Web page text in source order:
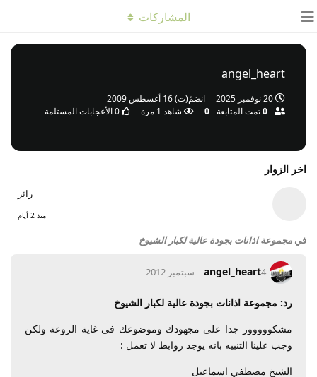
angel_heart
20 نوفمبر 2025 انضمّ(ت)16 أغسطس 2009
0تمت المتابعة 0 شاهد 1 مرة 0الأعجابات المستلمة
المشاركات
اخر الزوار
زائر
منذ 2 أيام
في مجموعة اذانات بجودة عالية لكبار الشيوخ
angel_heart4 سبتمبر 2012
رد: مجموعة اذانات بجودة عالية لكبار الشيوخ
مشكووووور جدا على مجهودك وموضوعك فى غاية الروعة ولكن
وجب علينا التنبيه بانه يوجد روابط لا تعمل :
الشيخ مصطفي اسماعيل